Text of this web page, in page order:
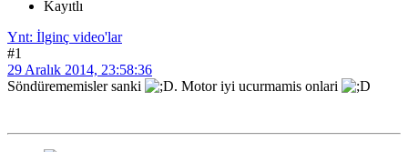
Kayıtlı
Ynt: İlginç video'lar
#1
29 Aralık 2014, 23:58:36
Söndürememisler sanki
. Motor iyi ucurmamis onlari